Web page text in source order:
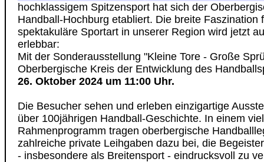
hochklassigem Spitzensport hat sich der
Handball-Hochburg etabliert. Die breite Faszination
spektakuläre Sportart in unserer Region wird jetzt
erlebbar:
Mit der Sonderausstellung "Kleine Tore - Große
Oberbergische Kreis der Entwicklung des
26. Oktober 2024 um 11:00 Uhr.
Die Besucher sehen und erleben einzigartige
über 100jährigen Handball-Geschichte. In einem
Rahmenprogramm tragen oberbergische
zahlreiche private Leihgaben dazu bei, die
- insbesondere als Breitensport - eindrucksvoll zu